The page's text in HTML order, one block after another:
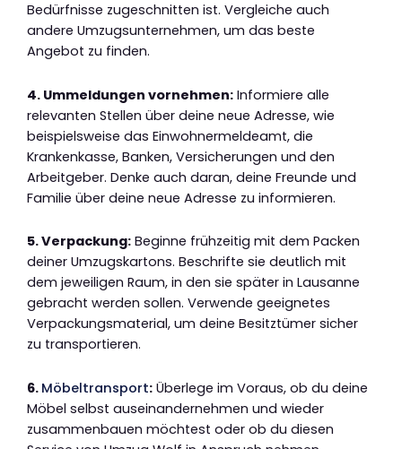
Bedürfnisse zugeschnitten ist. Vergleiche auch
andere Umzugsunternehmen, um das beste
Angebot zu finden.
4. Ummeldungen vornehmen: Informiere alle
relevanten Stellen über deine neue Adresse, wie
beispielsweise das Einwohnermeldeamt, die
Krankenkasse, Banken, Versicherungen und den
Arbeitgeber. Denke auch daran, deine Freunde und
Familie über deine neue Adresse zu informieren.
5. Verpackung: Beginne frühzeitig mit dem Packen
deiner Umzugskartons. Beschrifte sie deutlich mit
dem jeweiligen Raum, in den sie später in Lausanne
gebracht werden sollen. Verwende geeignetes
Verpackungsmaterial, um deine Besitztümer sicher
zu transportieren.
6. Möbeltransport: Überlege im Voraus, ob du deine
Möbel selbst auseinandernehmen und wieder
zusammenbauen möchtest oder ob du diesen